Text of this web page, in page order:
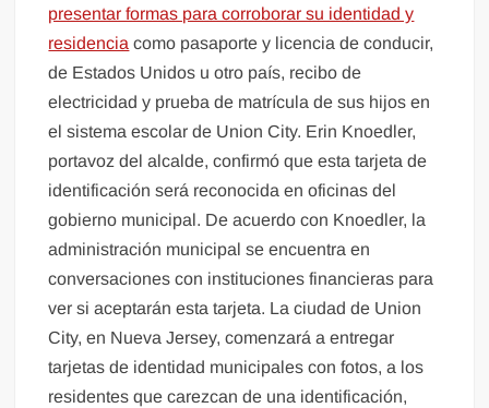
presentar formas para corroborar su identidad y
residencia como pasaporte y licencia de conducir,
de Estados Unidos u otro país, recibo de
electricidad y prueba de matrícula de sus hijos en
el sistema escolar de Union City. Erin Knoedler,
portavoz del alcalde, confirmó que esta tarjeta de
identificación será reconocida en oficinas del
gobierno municipal. De acuerdo con Knoedler, la
administración municipal se encuentra en
conversaciones con instituciones financieras para
ver si aceptarán esta tarjeta. La ciudad de Union
City, en Nueva Jersey, comenzará a entregar
tarjetas de identidad municipales con fotos, a los
residentes que carezcan de una identificación,